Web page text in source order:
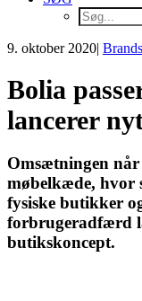
9. oktober 2020| Brands
Bolia
lancerer
Omsætningen
møbelkæde, hvor
fysiske butikker
forbrugeradfærd
butikskoncept.